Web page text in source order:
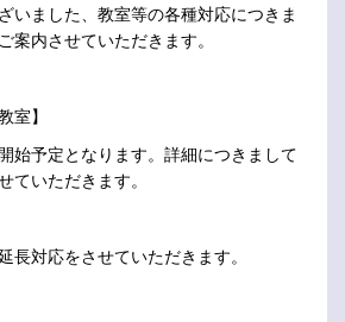
いました、教室等の各種対応につきま
案内させていただきます。
室】
始予定となります。詳細につきまして
ていただきます。
長対応をさせていただきます。